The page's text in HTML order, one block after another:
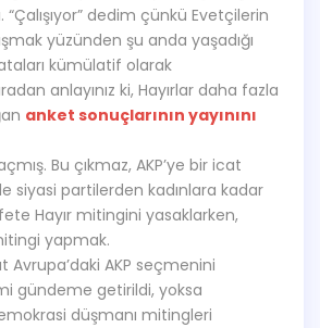
“Çalışıyor” dedim çünkü Evetçilerin
yüzünden şu anda yaşadığı
kümülatif olarak
anlayınız ki, Hayırlar daha fazla
anket sonuçlarının yayınını
Bu çıkmaz, AKP’ye bir icat
siyasi partilerden kadınlara kadar
Hayır mitingini yasaklarken,
yapmak.
Avrupa’daki AKP seçmenini
gündeme getirildi, yoksa
düşmanı mitingleri